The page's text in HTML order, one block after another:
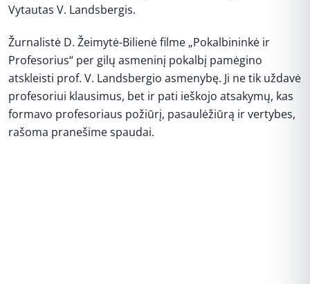
Vytautas V. Landsbergis.
Žurnalistė D. Žeimytė-Bilienė filme „Pokalbininkė ir
Profesorius“ per gilų asmeninį pokalbį pamėgino
atskleisti prof. V. Landsbergio asmenybę. Ji ne tik uždavė
profesoriui klausimus, bet ir pati ieškojo atsakymų, kas
formavo profesoriaus požiūrį, pasaulėžiūrą ir vertybes,
rašoma pranešime spaudai.